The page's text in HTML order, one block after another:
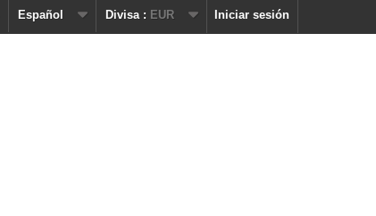
Iniciar sesión
Divisa : EUR
Español